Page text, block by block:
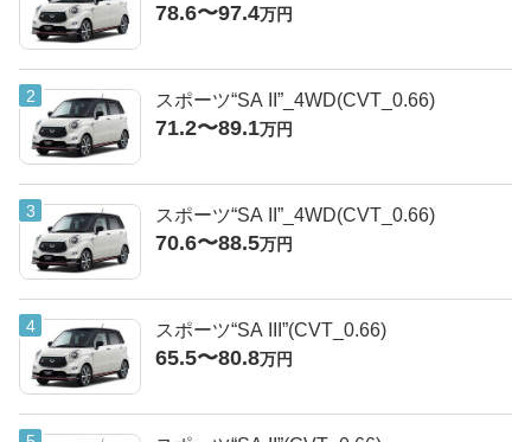
78.6〜97.4万円
スポーツ“SA II”_4WD(CVT_0.66)
71.2〜89.1万円
スポーツ“SA II”_4WD(CVT_0.66)
70.6〜88.5万円
スポーツ“SA III”(CVT_0.66)
65.5〜80.8万円